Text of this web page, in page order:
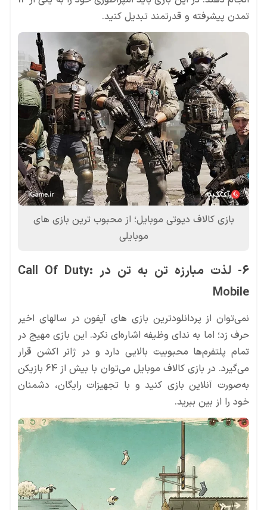
تمدن پیشرفته و قدرتمند تبدیل کنید.
بازی کالاف دیوتی موبایل؛ از محبوب ترین بازی های
موبایلی
6- لذت مبارزه تن به تن در Call Of Duty:
Mobile
نمی‌توان از پردانلودترین بازی های آیفون در سالهای اخیر
حرف زد؛ اما به ندای وظیفه اشاره‌ای نکرد. این بازی مهیج در
تمام پلتفرم‌ها محبوبیت بالایی دارد و در ژانر اکشن قرار
می‌گیرد. در بازی کالاف موبایل می‌توان با بیش از 64 بازیکن
به‌صورت آنلاین بازی کنید و با تجهیزات رایگان، دشمنان
خود را از بین ببرید.